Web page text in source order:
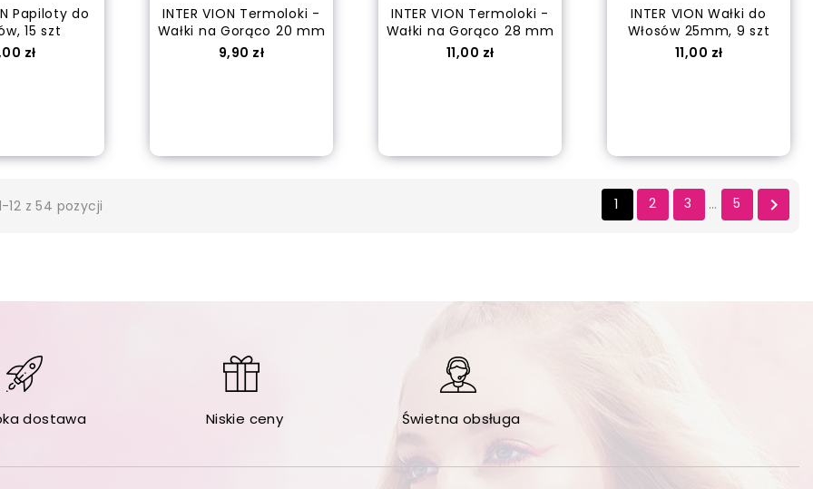
Papiloty do
15 szt
zł
INTER VION Termoloki -
Wałki na Gorąco 20 mm
Cena
9,90 zł
INTER VION Termoloki -
Wałki na Gorąco 28 mm
Cena
11,00 zł
INTER VION Wałki do
Włosów 25mm, 9 szt
Cena
11,00 zł
12 z 54 pozycji 1 2 3 … 5 
dostawa Niskie ceny Świetna obsługa